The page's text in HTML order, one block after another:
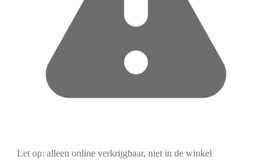
Let op: alleen online verkrijgbaar, niet in de winkel